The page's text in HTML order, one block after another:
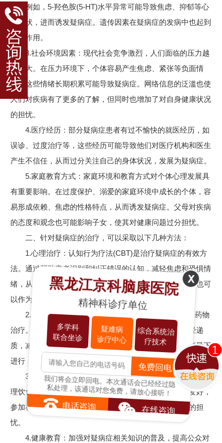
关。例如，5-羟色胺(5-HT)水平异常可能导致焦虑、抑郁等心
理症状，进而诱发疑病症。遗传因素在疑病症的发病中也起到
一定作用。
3.社会环境因素：现代社会竞争激烈，人们面临的压力越
来越大。在压力环境下，个体容易产生焦虑、紧张等负面情
绪，这些情绪长期积累可能导致疑病症。网络信息的泛滥也使
人们对疾病有了更多的了解，但同时也增加了对自身健康状况
的担忧。
4.医疗经历：部分疑病症患者有过不愉快的就医经历，如
误诊、过度治疗等，这些经历可能导致他们对医疗机构和医生
产生不信任，从而过分关注自己的身体状况，发展为疑病症。
5.家庭教育方式：家庭环境和教育方式对个体心理发展具
有重要影响。在过度保护、溺爱的家庭环境中成长的个体，容
易形成依赖、焦虑的性格特点，从而诱发疑病症。父母对疾病
的态度和观念也可能影响子女，使其对健康问题过分担忧。
二、针对疑病症的治疗，可以采取以下几种方法：
1.心理治疗：认知行为疗法(CBT)是治疗疑病症的有效方
法。通过帮助患者识别和纠正错误的认知，减轻焦虑和恐惧情
绪，从而改善症状。家庭治疗、催眠治疗等心理治疗方法也可
以作为辅助手段。
2.药物治疗：对于症状严重的疑病症患者，可以采用药物
治疗。抗抑郁药、抗焦虑药等药物可以帮助患者调节神经递
质，减轻焦虑、抑郁等情绪。但药物治疗需在专业医生指导下
进行，切勿擅自使用。
3.生活方式调整：保持良好的生活习惯，如规律作息、合
理饮食、适量运动等，有助于缓解焦虑情绪。培养兴趣爱好，
参加社交活动，也有助于患者转移注意力，减轻对疾病的担
忧。
4.健康教育：加强对疑病症相关知识的普及，提高公众对
黑龙江京科脑康医院
精神科诊疗单位
多学科
联合坐诊
疑难病
诊疗中心
综合系统治
疗技术
免费回电
我们将会立即回电。本次通话会已经经过隐
私处理，该通话对您免费，请放心接听！
电话咨询 在线咨询